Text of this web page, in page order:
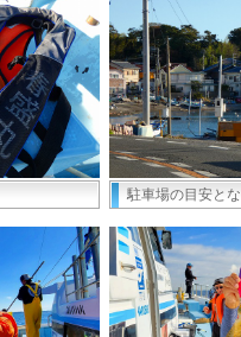
駐車場の目安と